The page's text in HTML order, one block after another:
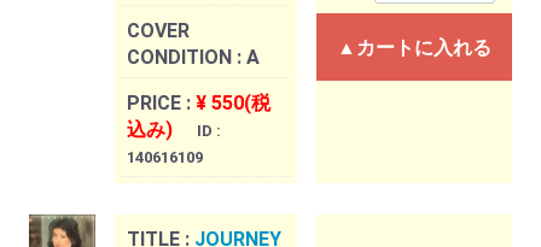
COVER
CONDITION : A
PRICE : ¥ 550(税
込み)
ID :
140616109
▲カートに入れる
TITLE : JOURNEY